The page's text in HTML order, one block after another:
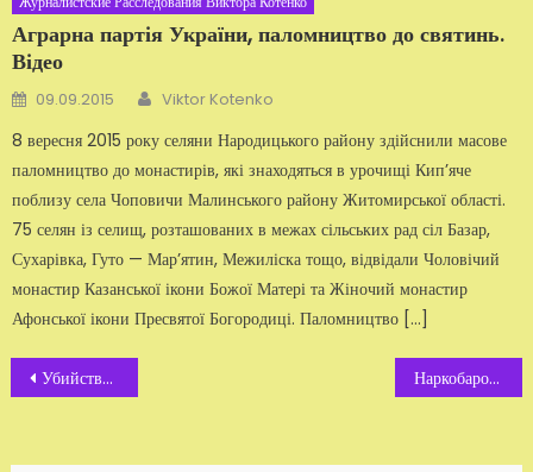
Аграрна партія України, паломництво до святинь.
Відео
Добавлено
09.09.2015 Автор
Viktor Kotenko
8 вересня 2015 року селяни Народицького району здійснили масове
паломництво до монастирів, які знаходяться в урочищі Кип’яче
поблизу села Чоповичи Малинського району Житомирської області.
75 селян із селищ, розташованих в межах сільських рад сіл Базар,
Сухарівка, Гуто — Мар’ятин, Межиліска тощо, відвідали Чоловічий
монастир Казанської ікони Божої Матері та Жіночий монастир
Афонської ікони Пресвятої Богородиці. Паломництво […]
Навигация
Убийства таксистов Наркобарон или жертва ?